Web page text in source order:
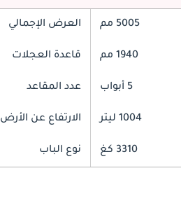
5005 مم العرض الإجمالي
1940 مم قاعدة العجلات
5 أبواب عدد المقاعد
1004 ليتر الارتفاع عن الأرض
3310 كغ نوع الباب